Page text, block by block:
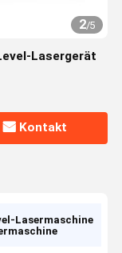
2/5
Lasergerät
Kontakt
Lasermaschine